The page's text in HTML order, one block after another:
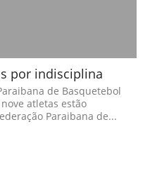
por indisciplina
de Basquetebol
atletas estão
Paraibana de...